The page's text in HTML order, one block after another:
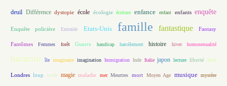
deuil Différence dystopie école écologie écriture enfance enfant enfants enquête
Enquête policière Entraide Etats-Unis famille fantastique Fantasy
Fantômes Femmes forêt Guerre handicap harcèlement histoire hiver homosexualité
humour île imaginaire imagination Immigration Inde Italie japon lecture liberté livre
Londres loup lycée magie maladie mer Meurtres mort Moyen Age musique mystère